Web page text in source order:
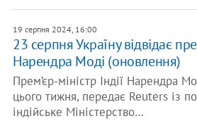
19 серпня 2024, 16:00
23 серпня Україну відвідає
Нарендра Моді (оновлення)
Прем’єр-міністр Індії Нарендра
цього тижня, передає Reuters із
індійське Міністерство…